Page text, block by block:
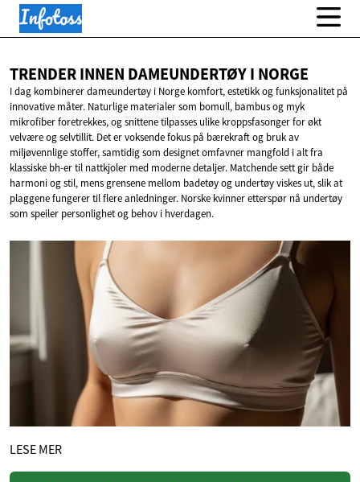
TRENDER INNEN DAMEUNDERTØYI NORGE
I dag kombinerer dameundertøy i Norge komfort, estetikk og funksjonalitet på
innovative måter. Naturlige materialer som bomull, bambus og myk
mikrofiber foretrekkes, og snittene tilpasses ulike kroppsfasonger for økt
velvære og selvtillit. Det er voksende fokus på bærekraft og bruk av
miljøvennlige stoffer, samtidig som designet omfavner mangfold i alt fra
klassiske bh-er til nattkjoler med moderne detaljer. Matchende sett gir både
harmoni og stil, mens grensene mellom badetøy og undertøy viskes ut, slik at
plaggene fungerer til flere anledninger. Norske kvinner etterspør nå undertøy
som speiler personlighet og behov i hverdagen.
LESE MER